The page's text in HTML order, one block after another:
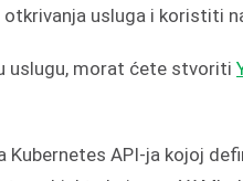
usluga i koristiti
uslugu, morat ćete stvoriti
Kubernetes API-ja kojoj